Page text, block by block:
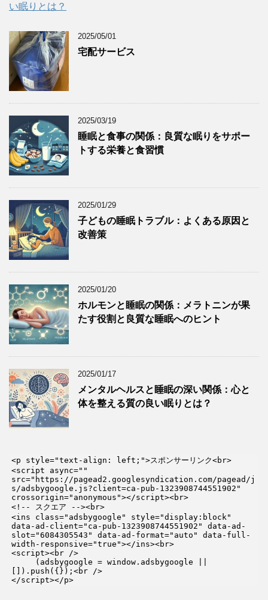
い眠りとは？
2025/05/01
宅配サービス
2025/03/19
睡眠と食事の関係：良質な眠りをサポー
トする栄養と食習慣
2025/01/29
子どもの睡眠トラブル：よくある原因と
改善策
2025/01/20
ホルモンと睡眠の関係：メラトニンが果
たす役割と良質な睡眠へのヒント
2025/01/17
メンタルヘルスと睡眠の深い関係：心と
体を整える質の良い眠りとは？
<p style="text-align: left;">スポンサーリンク<br>
<script async=""
src="https://pagead2.googlesyndication.com/pagead/j
s/adsbygoogle.js?client=ca-pub-1323908744551902"
crossorigin="anonymous"></script><br>
<!-- スクエア --><br>
<ins class="adsbygoogle" style="display:block"
data-ad-client="ca-pub-1323908744551902" data-ad-
slot="6084305543" data-ad-format="auto" data-full-
width-responsive="true"></ins><br>
<script><br />
[]).push({});<br />
</script></p>